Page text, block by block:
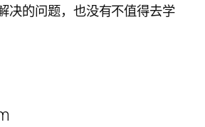
决的问题，也没有不值得去学